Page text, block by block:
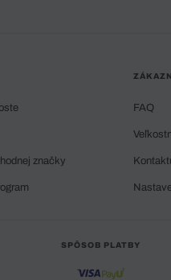
značky
FAQ
SPÔSOB PLATBY